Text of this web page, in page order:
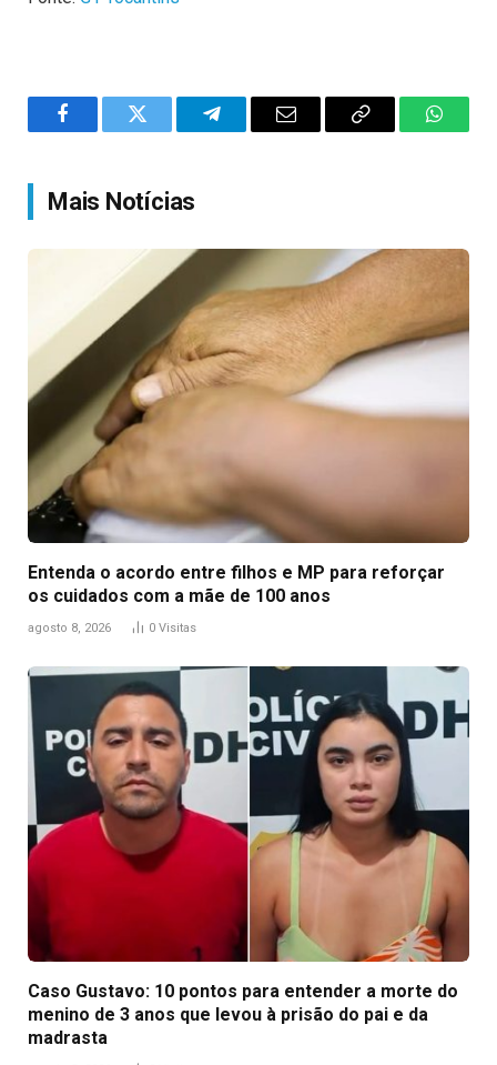
FacebookTwitter TelegramEmail
Copy
Mais Notícias
Entenda o acordo entre filhos e MP para reforçar
os cuidados com a mãe de 100 anos
agosto 8, 2026 0 Visitas
Caso Gustavo: 10 pontos para entender a morte do
menino de 3 anos que levou à prisão do pai e da
madrasta